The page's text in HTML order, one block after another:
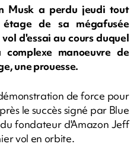
Musk a perdu jeudi tout
de sa mégafusée
d'essai au cours duquel
manoeuvre de
une prouesse.
de force pour
le succès signé par Blue
fondateur d'Amazon Jeff
vol en orbite.